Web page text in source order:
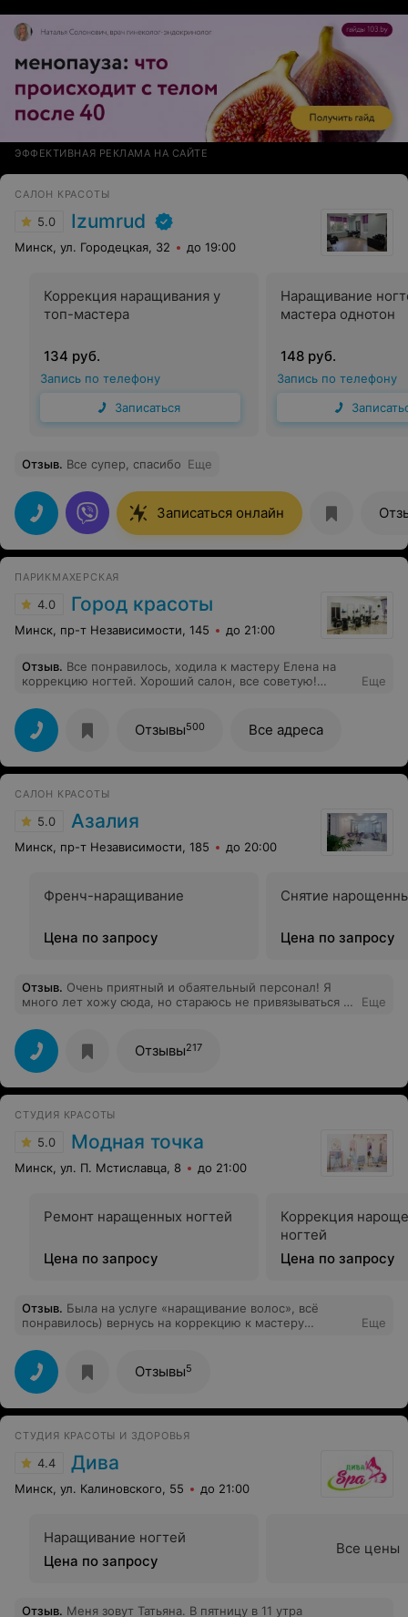
ЭФФЕКТИВНАЯ РЕКЛАМА НА САЙТЕ
САЛОН КРАСОТЫ
5.0 Izumrud
Минск, ул. Городецкая, 32 до 19:00
Коррекция наращивания у
топ-мастера
134 руб.
Запись по телефону
Записаться
Наращивание
мастера однотон
148 руб.
Запись по телефону
Отзыв. Все супер, спасибо Еще
Записаться онлайн
ПАРИКМАХЕРСКАЯ
4.0 Город красоты
Минск, пр-т Независимости, 145 до 21:00
Отзыв. Все понравилось, ходила к мастеру Елена на
коррекцию ногтей. Хороший салон, все советую!
Еще
Отзывы500 Все адреса
САЛОН КРАСОТЫ
5.0 Азалия
Минск, пр-т Независимости, 185 до 20:00
Френч-наращивание
Цена по запросу
Снятие
Цена по запросу
Отзыв. Очень приятный и обаятельный персонал! Я
много лет хожу сюда, но стараюсь не привязываться к
удивлена к МАРИНЕ Колос и хочу высказать слова
огромной благодарности за замечательное
мелирование и стрижку. Все аккуратно сделано. Она
очень приятная, интеллигентная, без навязчивых
разговоров, работает очень быстро, подсказала как
Еще
Отзывы217
СТУДИЯ КРАСОТЫ
5.0 Модная точка
Минск, ул. П. Мстиславца, 8 до 21:00
Ремонт наращенных ногтей
Цена по запросу
Коррекция
ногтей
Цена по запросу
Отзыв. Была на услуге «наращивание волос», всё
понравилось) вернусь на коррекцию к мастеру
обслуживание, вкусный кофе
Еще
Отзывы5
СТУДИЯ КРАСОТЫ И ЗДОРОВЬЯ
4.4 Дива
Минск, ул. Калиновского, 55 до 21:00
Наращивание ногтей
Цена по запросу
Все цены
Отзыв. Меня зовут Татьяна. В пятницу в 11 утра